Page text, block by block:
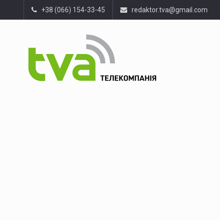
+38 (066) 154-33-45 redaktor.tva@gmail.com